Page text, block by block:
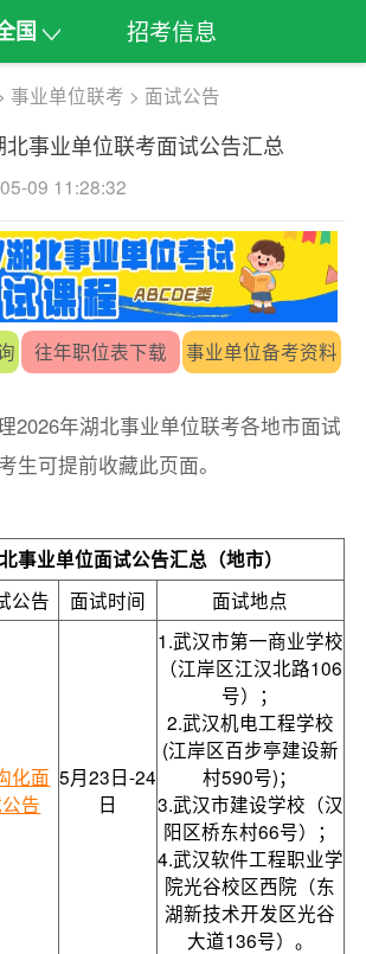
国 招考信息
事业单位联考 > 面试公告
事业单位联考面试公告汇总
09 11:28:32
往年职位表下载 事业单位备考资料
2026年湖北事业单位联考各地市面试
生可提前收藏此页面。
事业单位面试公告汇总（地市）
公告 面试时间 面试地点
化面
告
5月23日-24
日
1.武汉市第一商业学校
（江岸区江汉北路106
号）；
2.武汉机电工程学校
(江岸区百步亭建设新
村590号)；
3.武汉市建设学校（汉
阳区桥东村66号）；
4.武汉软件工程职业学
院光谷校区西院（东
湖新技术开发区光谷
大道136号）。